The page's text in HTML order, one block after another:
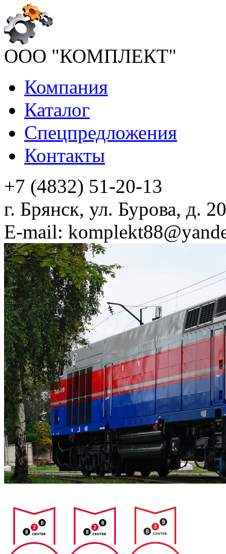
ООО "КОМПЛЕКТ"
Компания
Каталог
Спецпредложения
Контакты
+7 (4832) 51-20-13
г. Брянск, ул. Бурова, д.
E-mail: